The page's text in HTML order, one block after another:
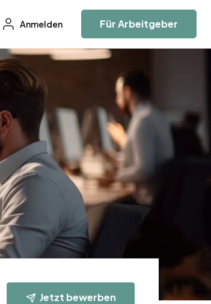
Anmelden Für Arbeitgeber
Jetzt bewerben